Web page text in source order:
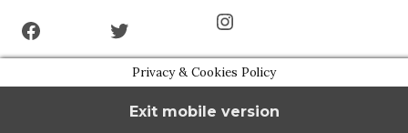
Privacy & Cookies Policy
Exit mobile version